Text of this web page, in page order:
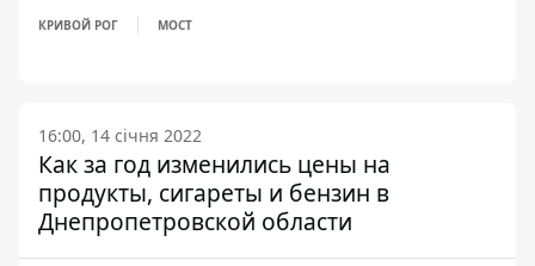
КРИВОЙ РОГ МОСТ
16:00, 14 січня 2022
Как за год изменились цены на
продукты, сигареты и бензин в
Днепропетровской области